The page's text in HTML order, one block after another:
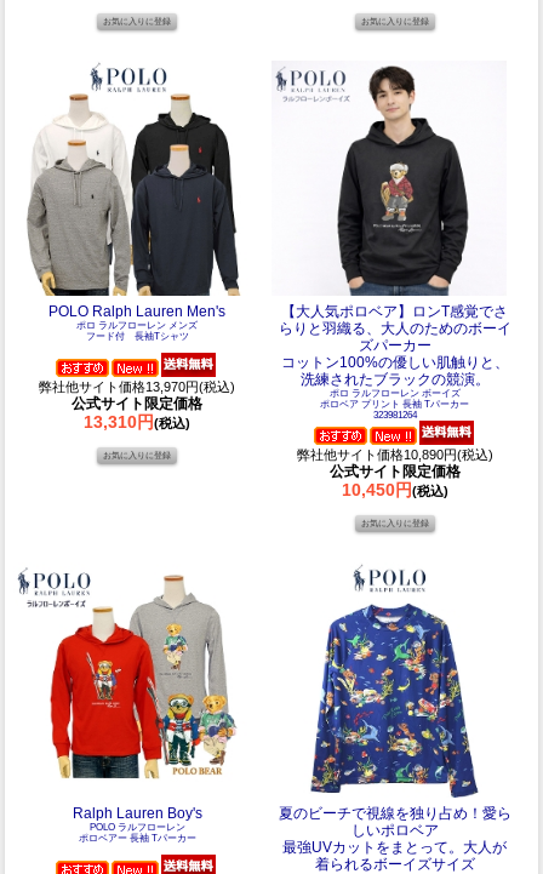
POLO Ralph Lauren Men's
ポロ ラルフローレン メンズ
フード付 長袖Tシャツ
弊社他サイト価格13,970円(税込)
公式サイト限定価格
13,310円(税込)
【大人気ポロベア】ロンT感覚でさ
らりと羽織る、大人のためのボーイ
ズパーカー
コットン100%の優しい肌触りと、
洗練されたブラックの競演。
ポロ ラルフローレン ボーイズ
ポロベア プリント 長袖 Tパーカー
323981264
弊社他サイト価格10,890円(税込)
公式サイト限定価格
10,450円(税込)
Ralph Lauren Boy's
POLO ラルフローレン
ポロベアー 長袖 Tパーカー
夏のビーチで視線を独り占め！愛ら
しいポロベア
最強UVカットをまとって。大人が
着られるボーイズサイズ